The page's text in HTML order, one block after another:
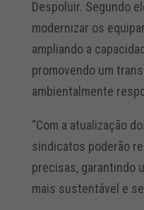
Despoluir. Segundo
modernizar os
ampliando a
promovendo um
ambientalmente
“Com a atualização
sindicatos poderão
precisas, garantindo
mais sustentável e